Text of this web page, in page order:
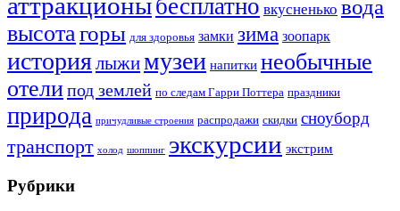
бесплатно вкусненько вода
высотагоры для здоровья замки зима зоопарк
историялыжимузеи напитки необычные
отелипод землей по следам Гарри Поттера праздники
природа причудливые строения распродажи скидки сноуборд
транспорт холод шоппинг экскурсии экстрим
Рубрики